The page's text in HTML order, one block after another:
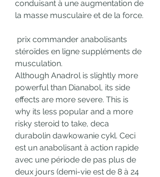
conduisant à une augmentation de
la masse musculaire et de la force.
stéroïdes en ligne suppléments de
musculation.
Although Anadrol is slightly more
powerful than Dianabol, its side
effects are more severe. This is
why its less popular and a more
risky steroid to take, deca
durabolin dawkowanie cykl. Ceci
est un anabolisant à action rapide
avec une période de pas plus de
deux jours (demi-vie est de 8 à 24